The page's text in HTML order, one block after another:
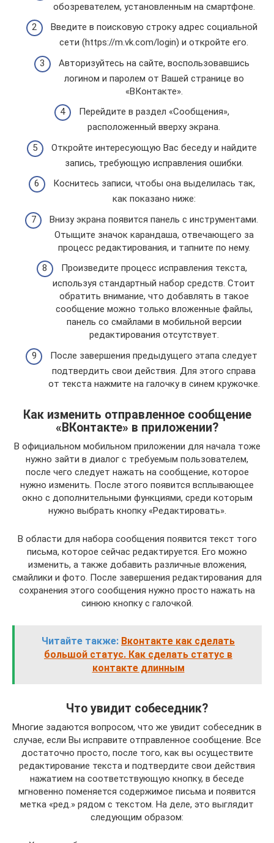
обозревателем, установленным на смартфоне.
Введите в поисковую строку адрес социальной
сети (https://m.vk.com/login) и откройте его.
Авторизуйтесь на сайте, воспользовавшись
логином и паролем от Вашей странице во
«ВКонтакте».
Перейдите в раздел «Сообщения»,
расположенный вверху экрана.
Откройте интересующую Вас беседу и найдите
запись, требующую исправления ошибки.
Коснитесь записи, чтобы она выделилась так,
как показано ниже:
Внизу экрана появится панель с инструментами.
Отыщите значок карандаша, отвечающего за
процесс редактирования, и тапните по нему.
Произведите процесс исправления текста,
используя стандартный набор средств. Стоит
обратить внимание, что добавлять в такое
сообщение можно только вложенные файлы,
панель со смайлами в мобильной версии
редактирования отсутствует.
После завершения предыдущего этапа следует
подтвердить свои действия. Для этого справа
от текста нажмите на галочку в синем кружочке.
Как изменить отправленное сообщение
«ВКонтакте» в приложении?
В официальном мобильном приложении для начала тоже
нужно зайти в диалог с требуемым пользователем,
после чего следует нажать на сообщение, которое
нужно изменить. После этого появится всплывающее
окно с дополнительными функциями, среди которым
нужно выбрать кнопку «Редактировать».
В области для набора сообщения появится текст того
письма, которое сейчас редактируется. Его можно
изменить, а также добавить различные вложения,
смайлики и фото. После завершения редактирования для
сохранения этого сообщения нужно просто нажать на
синюю кнопку с галочкой.
Читайте также: Вконтакте как сделать
большой статус. Как сделать статус в
контакте длинным
Что увидит собеседник?
Многие задаются вопросом, что же увидит собеседник в
случае, если Вы исправите отправленное сообщение. Все
достаточно просто, после того, как вы осуществите
редактирование текста и подтвердите свои действия
нажатием на соответствующую кнопку, в беседе
мгновенно поменяется содержимое письма и появится
метка «ред.» рядом с текстом. На деле, это выглядит
следующим образом: